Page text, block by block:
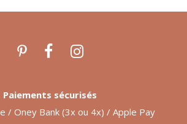
Paiements sécurisés
/ Oney Bank (3x ou 4x) / Apple Pay